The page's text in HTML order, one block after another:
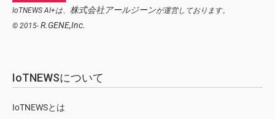
IoTNEWS AI+は、 株式会社アールジーンが運営しております。
© 2015- R.GENE,Inc.
IoTNEWSについて
IoTNEWSとは